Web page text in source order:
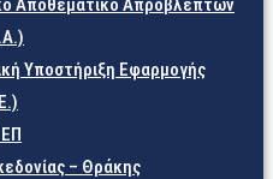
Αποθεματικό Απροβλέπτων
Υποστήριξη Εφαρμογής
– Θράκης